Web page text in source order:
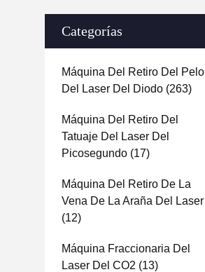
Categorías
Máquina Del Retiro Del Pelo
Del Laser Del Diodo (263)
Máquina Del Retiro Del
Tatuaje Del Laser Del
Picosegundo (17)
Máquina Del Retiro De La
Vena De La Araña Del Laser
(12)
Máquina Fraccionaria Del
Laser Del CO2 (13)